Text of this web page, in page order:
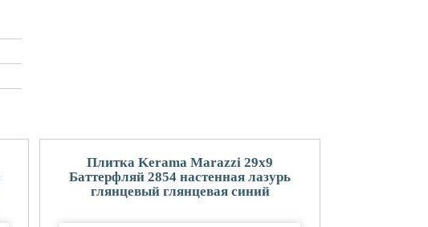
Плитка Kerama Marazzi 29x9
Баттерфляй 2854 настенная лазурь
глянцевый глянцевая синий